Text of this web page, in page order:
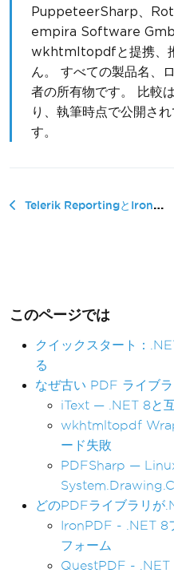
PuppeteerSharp、
empira Software
wkhtmltopdfと提携、
ん。 すべての製品名、
者の所有物です。 比較
り、執筆時点で公開さ
す。
Telerik ReportingとIronPDFの比較：技術比較ガイド
このページでは
クイックスタート：
る
なぜ古い PDF ライブ
iText — .NET 8と
wkhtmltopdf
ード失敗
PDFSharp —
どのPDFライブラリが
IronPDF - .NET 8
フォーム
QuestPDF - .NET